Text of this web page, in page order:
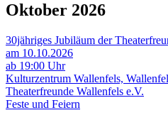
Oktober 2026
30jähriges Jubiläum der
am 10.10.2026
ab 19:00 Uhr
Kulturzentrum Wallenfels,
Theaterfreunde Wallenfels e.V.
Feste und Feiern